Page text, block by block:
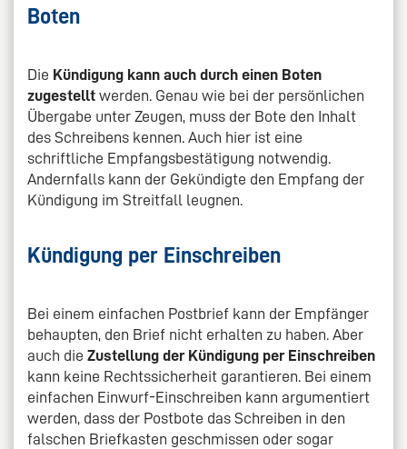
Boten
Die Kündigung kann auch durch einen Boten
zugestellt werden. Genau wie bei der persönlichen
Übergabe unter Zeugen, muss der Bote den Inhalt
des Schreibens kennen. Auch hier ist eine
schriftliche Empfangsbestätigung notwendig.
Andernfalls kann der Gekündigte den Empfang der
Kündigung im Streitfall leugnen.
Kündigung per Einschreiben
Bei einem einfachen Postbrief kann der Empfänger
behaupten, den Brief nicht erhalten zu haben. Aber
auch die Zustellung der Kündigung per Einschreiben
kann keine Rechtssicherheit garantieren. Bei einem
einfachen Einwurf-Einschreiben kann argumentiert
werden, dass der Postbote das Schreiben in den
falschen Briefkasten geschmissen oder sogar